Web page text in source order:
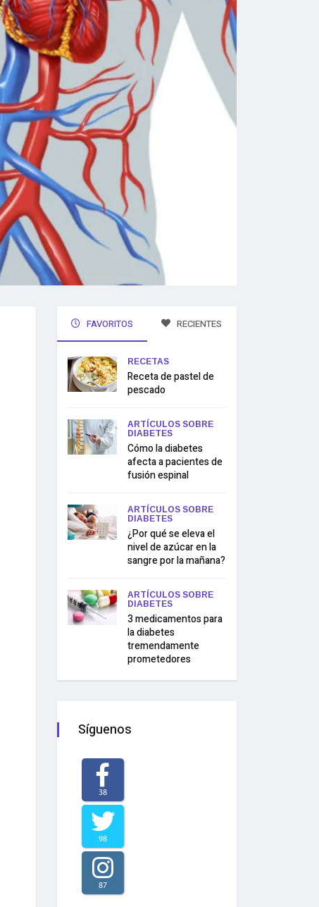
FAVORITOS RECIENTES
RECETAS
Receta de pastel de
pescado
ARTÍCULOS SOBRE
DIABETES
Cómo la diabetes
afecta a pacientes de
fusión espinal
ARTÍCULOS SOBRE
DIABETES
¿Por qué se eleva el
nivel de azúcar en la
sangre por la mañana?
ARTÍCULOS SOBRE
DIABETES
3 medicamentos para
la diabetes
tremendamente
prometedores
Síguenos
38
98
87